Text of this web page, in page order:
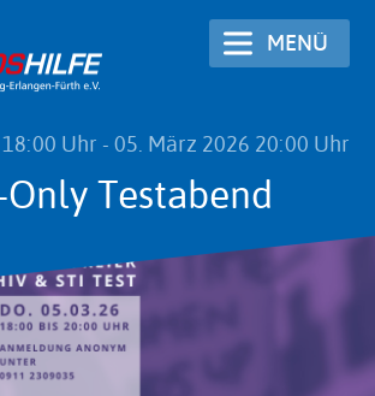
MENÜ
Uhr -05. März 2026 20:00 Uhr
Only Testabend